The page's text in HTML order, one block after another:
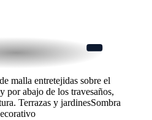
malla entretejidas sobre el
por abajo de los travesaños,
Terrazas y jardinesSombra